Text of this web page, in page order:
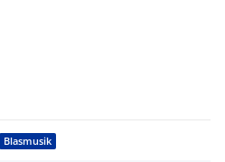
Blasmusik